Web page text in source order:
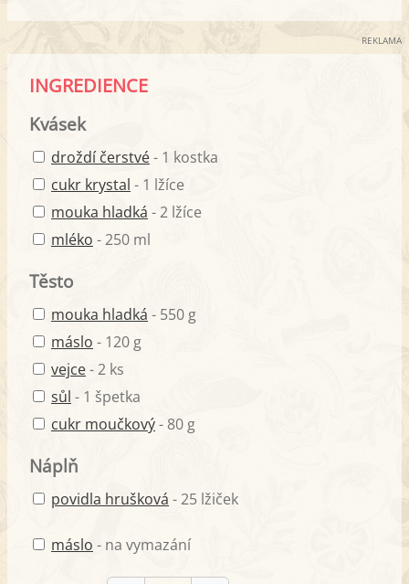
REKLAMA
INGREDIENCE
Kvásek
droždí čerstvé- 1 kostka
cukr krystal - 1 lžíce
mouka hladká - 2 lžíce
mléko - 250 ml
Těsto
mouka hladká - 550 g
máslo - 120 g
vejce- 2 ks
sůl - 1 špetka
cukr moučkový- 80 g
Náplň
povidla hrušková - 25 lžiček
máslo - na vymazání